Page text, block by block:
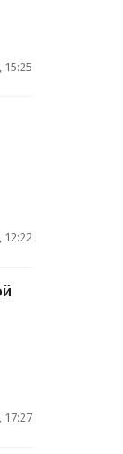
12:22
17:27